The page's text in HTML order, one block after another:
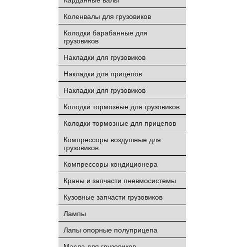
Коленвалы для грузовиков
Колодки барабанные для
грузовиков
Накладки для грузовиков
Накладки для прицепов
Накладки для грузовиков
Колодки тормозные для грузовиков
Колодки тормозные для прицепов
Компрессоры воздушные для
грузовиков
Компрессоры кондиционера
Краны и запчасти пневмосистемы
Кузовные запчасти грузовиков
Лампы
Лапы опорные полуприцепа